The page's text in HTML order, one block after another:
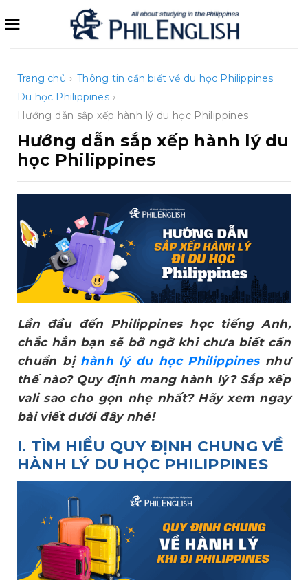
qua
Trang chủ › Thông tin cần biết về du học Philippines
Du học Philippines ›
Hướng dẫn sắp xếp hành lý du học Philippines
Hướng dẫn sắp xếp hành lý du
học Philippines
Lần đầu đến Philippines học tiếng Anh,
chắc hẳn bạn sẽ bỡ ngỡ khi chưa biết cần
chuẩn bị hành lý du học Philippinesnhư
thế nào? Quy định mang hành lý? Sắp xếp
vali sao cho gọn nhẹ nhất? Hãy xem ngay
bài viết dưới đây nhé!
I. TÌM HIỂU QUY ĐỊNH CHUNG VỀ
HÀNH LÝ DU HỌC PHILIPPINES